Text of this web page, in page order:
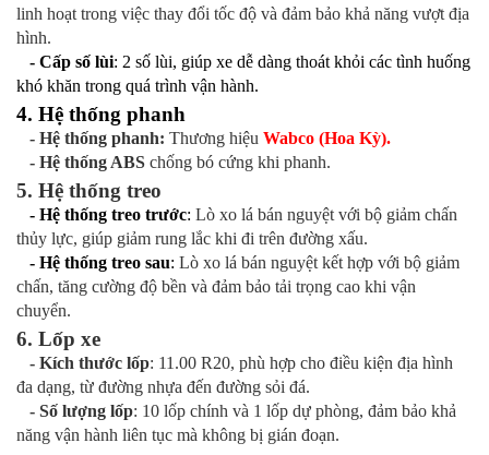
linh hoạt trong việc thay đổi tốc độ và đảm bảo khả năng vượt địa
hình.
- Cấp số lùi: 2 số lùi, giúp xe dễ dàng thoát khỏi các tình huống
khó khăn trong quá trình vận hành.
4. Hệ thống phanh
- Hệ thống phanh: Thương hiệu Wabco (Hoa Kỳ).
- Hệ thống ABS chống bó cứng khi phanh.
5. Hệ thống treo
- Hệ thống treo trước: Lò xo lá bán nguyệt với bộ giảm chấn
thủy lực, giúp giảm rung lắc khi đi trên đường xấu.
- Hệ thống treo sau: Lò xo lá bán nguyệt kết hợp với bộ giảm
chấn, tăng cường độ bền và đảm bảo tải trọng cao khi vận
chuyển.
6. Lốp xe
- Kích thước lốp: 11.00 R20, phù hợp cho điều kiện địa hình
đa dạng, từ đường nhựa đến đường sỏi đá.
- Số lượng lốp: 10 lốp chính và 1 lốp dự phòng, đảm bảo khả
năng vận hành liên tục mà không bị gián đoạn.